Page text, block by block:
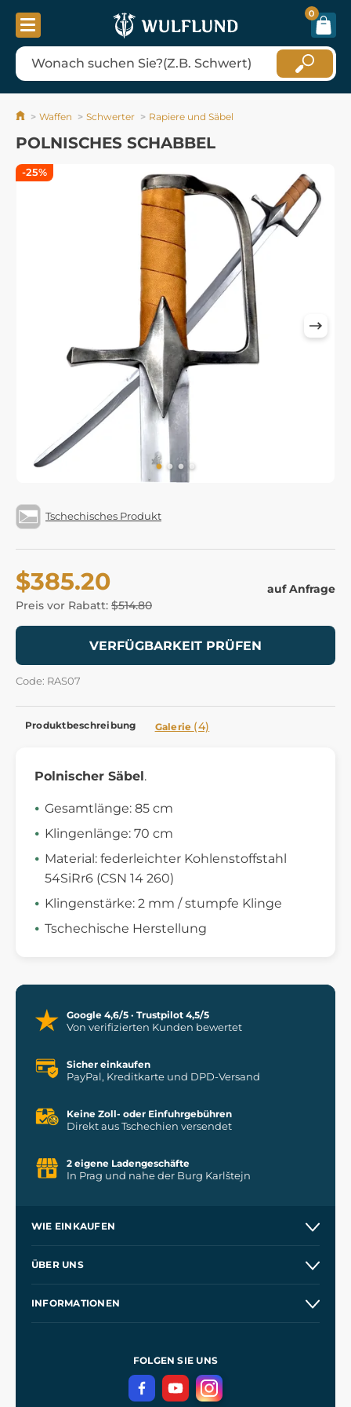
0
Waffen Schwerter Rapiere und Säbel
POLNISCHES SCHABBEL
Tschechisches Produkt
$385.20
Preis vor Rabatt: $514.80
auf Anfrage
VERFÜGBARKEIT PRÜFEN
Code: RAS07
-25%
Produktbeschreibung Galerie (4)
Polnischer Säbel.
Gesamtlänge: 85 cm
Klingenlänge: 70 cm
Material: federleichter Kohlenstoffstahl
54SiRr6 (CSN 14 260)
Klingenstärke: 2 mm / stumpfe Klinge
Tschechische Herstellung
Google 4,6/5 · Trustpilot 4,5/5
Von verifizierten Kunden bewertet
Sicher einkaufen
PayPal, Kreditkarte und DPD-Versand
Keine Zoll- oder Einfuhrgebühren
Direkt aus Tschechien versendet
2 eigene Ladengeschäfte
In Prag und nahe der Burg Karlštejn
WIE EINKAUFEN
Kontakt
ÜBER UNS
INFORMATIONEN
DatenschutzerklärungFOLGEN SIE UNS